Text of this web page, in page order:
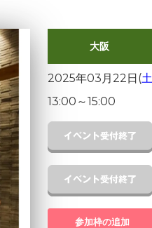
大阪
2025年03月22日(土
13:00 ～15:00
参加枠の追加